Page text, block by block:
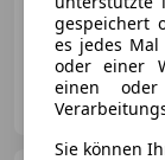
**1 JAHR
KFZ Lechner GmbH
AT-4782 St.
gespeichert
es jedes
oder einer
einen
Sie können